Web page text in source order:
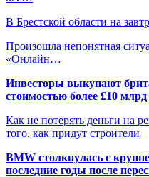
В Брестской области на
Произошла непонятная
«Онлайн…
Инвесторы выкупают
стоимостью более £10
Как не потерять деньги на
того, как придут строители
BMW столкнулась с
последние годы после